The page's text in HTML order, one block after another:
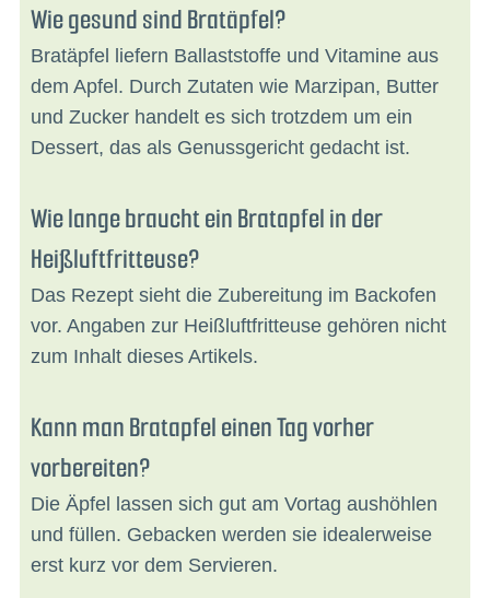
Wie gesund sind Bratäpfel?
Bratäpfel liefern Ballaststoffe und Vitamine aus
dem Apfel. Durch Zutaten wie Marzipan, Butter
und Zucker handelt es sich trotzdem um ein
Dessert, das als Genussgericht gedacht ist.
Wie lange braucht ein Bratapfel in der
Heißluftfritteuse?
Das Rezept sieht die Zubereitung im Backofen
vor. Angaben zur Heißluftfritteuse gehören nicht
zum Inhalt dieses Artikels.
Kann man Bratapfel einen Tag vorher
vorbereiten?
Die Äpfel lassen sich gut am Vortag aushöhlen
und füllen. Gebacken werden sie idealerweise
erst kurz vor dem Servieren.